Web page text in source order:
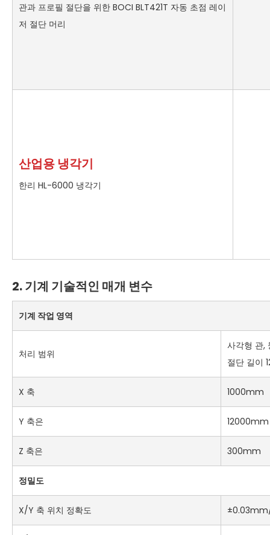
관과 프로필 절단을 위한 BOCI BLT421T 자동 초점 레이
저 절단 머리
산업용 냉각기
한리 HL-6000 냉각기
2. 기계 기술적인 매개 변수
기계 작업 영역
처리 범위
사각형 관
절단 길이
X 축 1000mm
Y 축은 12000mm
Z 축은 300mm
정밀도
X/Y 축 위치 정확도